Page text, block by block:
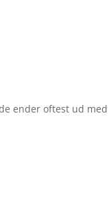
ender oftest ud med